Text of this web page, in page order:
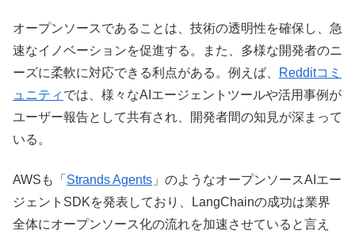
オープンソースであることは、技術の透明性を確保し、急
速なイノベーションを促進する。また、多様な開発者のニ
ーズに柔軟に対応できる利点がある。例えば、
Redditコミ
ュニティ では、様々なAIエージェントツールや活用事例が
ユーザー報告として共有され、開発者間の知見が深まって
いる。
AWSも「 Strands Agents 」のようなオープンソースAIエー
ジェントSDKを発表しており、LangChainの成功は業界
全体にオープンソース化の流れを加速させていると言え